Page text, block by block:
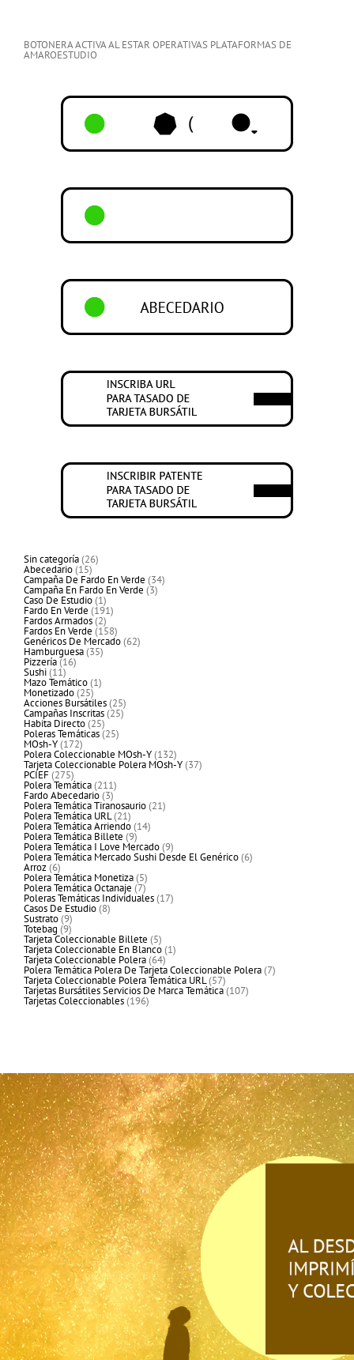
BOTONERA ACTIVA AL ESTAR OPERATIVAS PLATAFORMAS DE
AMAROESTUDIO
Sin categoría 2626
productos
Abecedario 1515
productos
Campaña De Fardo En Verde 3434
productos
Campaña En Fardo En Verde 33
productos
Caso De Estudio 11
producto
Fardo En Verde 191191
productos
Fardos Armados 22
productos
Fardos En Verde 158158
productos
Genéricos De Mercado 6262
productos
Hamburguesa 3535
productos
Pizzería 1616
productos
Sushi 1111
productos
Mazo Temático 11
producto
Monetizado 2525
productos
Acciones Bursátiles 2525
productos
Campañas Inscritas 2525
productos
Habita Directo 2525
productos
Poleras Temáticas 2525
productos
MOsh-Y 172172
productos
Polera Coleccionable MOsh-Y 132132
productos
Tarjeta Coleccionable Polera MOsh-Y 3737
productos
PCIEF 275275
productos
Polera Temática 211211
productos
Fardo Abecedario 33
productos
Polera Temática Tiranosaurio 2121
productos
Polera Temática URL 2121
productos
Polera Temática Arriendo 1414
productos
Polera Temática Billete 99
productos
Polera Temática I Love Mercado 99
productos
Polera Temática Mercado Sushi Desde El Genérico 66
productos
Arroz 66
productos
Polera Temática Monetiza 55
productos
Polera Temática Octanaje 77
productos
Poleras Temáticas Individuales 1717
productos
Casos De Estudio 88
productos
Sustrato 99
productos
Totebag 99
productos
Tarjeta Coleccionable Billete 55
productos
Tarjeta Coleccionable En Blanco 11
producto
Tarjeta Coleccionable Polera 6464
productos
Polera Temática Polera De Tarjeta Coleccionable Polera 77
productos
Tarjeta Coleccionable Polera Temática URL 5757
productos
Tarjetas Bursátiles Servicios De Marca Temática 107107
productos
Tarjetas Coleccionables 196196
productos